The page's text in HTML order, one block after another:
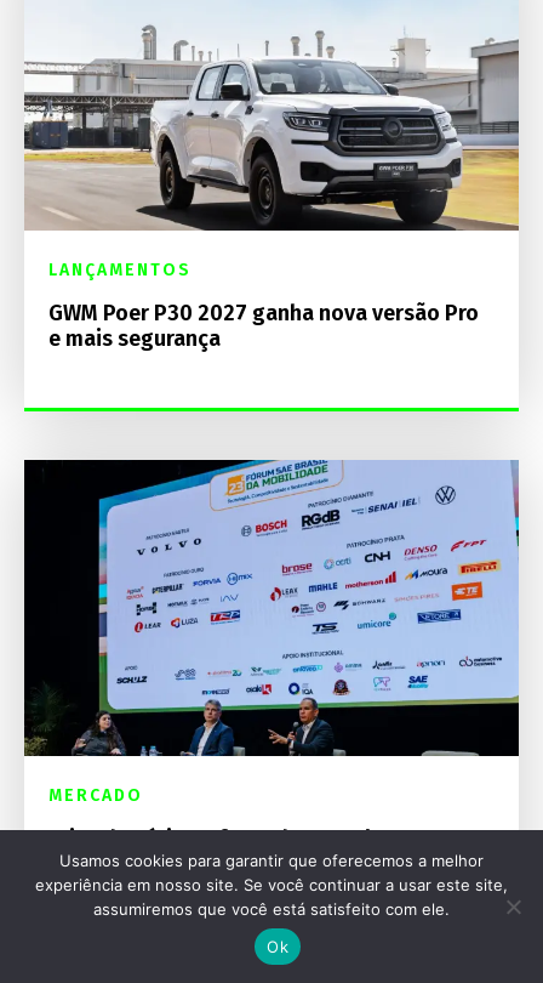
LANÇAMENTOS
GWM Poer P30 2027 ganha nova versão Pro
e mais segurança
MERCADO
Crise de pátios e força do etanol marcam
Fórum SAE
Usamos cookies para garantir que oferecemos a melhor
experiência em nosso site. Se você continuar a usar este site,
assumiremos que você está satisfeito com ele.
Ok